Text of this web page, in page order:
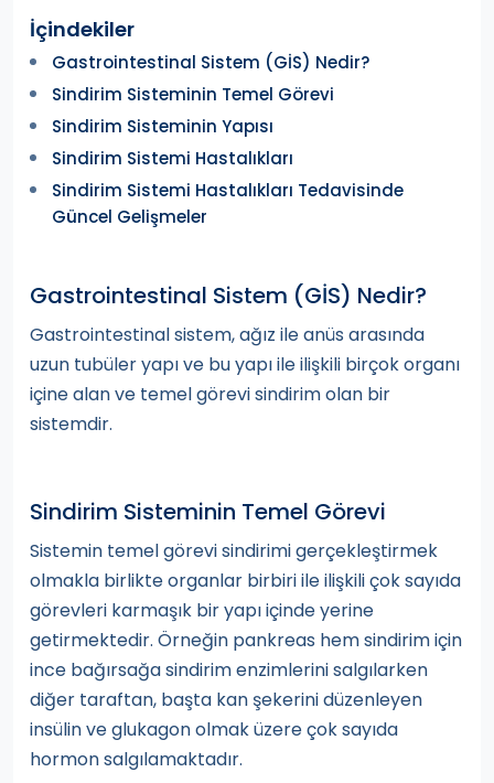
İçindekiler
Gastrointestinal Sistem (GİS) Nedir?
Sindirim Sisteminin Temel Görevi
Sindirim Sisteminin Yapısı
Sindirim Sistemi Hastalıkları
Sindirim Sistemi Hastalıkları Tedavisinde
Güncel Gelişmeler
Gastrointestinal Sistem (GİS) Nedir?
Gastrointestinal sistem,ağız ile anüs arasında
uzun tubüler yapı ve bu yapı ile ilişkili birçok organı
içine alan ve temel görevi sindirim olan bir
sistemdir.
Sindirim Sisteminin Temel Görevi
Sistemin temel görevi sindirimi gerçekleştirmek
olmakla birlikte organlar birbiri ile ilişkili çok sayıda
görevleri karmaşık bir yapı içinde yerine
getirmektedir. Örneğin pankreas hem sindirim için
ince bağırsağa sindirim enzimlerini salgılarken
diğer taraftan, başta kan şekerini düzenleyen
insülin ve glukagon olmak üzere çok sayıda
hormon salgılamaktadır.